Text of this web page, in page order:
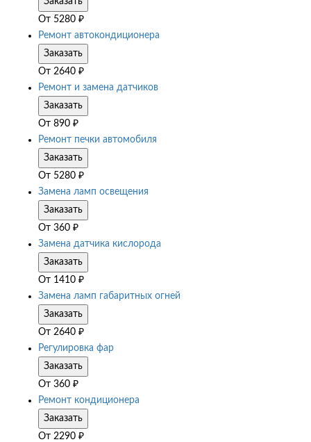
От 5280 ₽
Ремонт автокондиционера
Заказать
От 2640 ₽
Ремонт и замена датчиков
Заказать
От 890 ₽
Ремонт печки автомобиля
Заказать
От 5280 ₽
Замена ламп освещения
Заказать
От 360 ₽
Замена датчика кислорода
Заказать
От 1410 ₽
Замена ламп габаритных огней
Заказать
От 2640 ₽
Регулировка фар
Заказать
От 360 ₽
Ремонт кондиционера
Заказать
От 2290 ₽